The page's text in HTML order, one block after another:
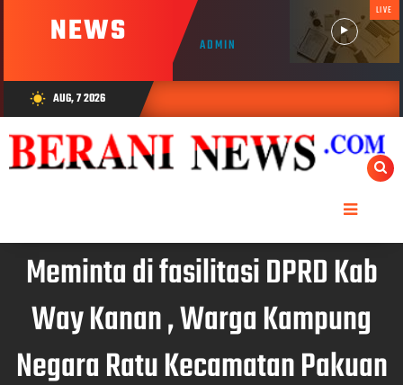
NEWS ADMIN
LIVE
wb_sunny AUG, 7 2026
Meminta di fasilitasi DPRD Kab
Way Kanan , Warga Kampung
Negara Ratu Kecamatan Pakuan